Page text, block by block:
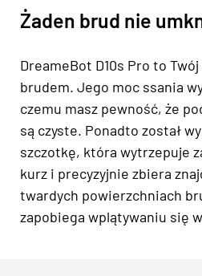
Żaden brud nie
DreameBot D10s Pro to
brudem. Jego moc ssania
czemu masz pewność, że
są czyste. Ponadto został
szczotkę, która wytrzepuje
kurz i precyzyjnie zbiera
twardych powierzchniach
zapobiega wplątywaniu się